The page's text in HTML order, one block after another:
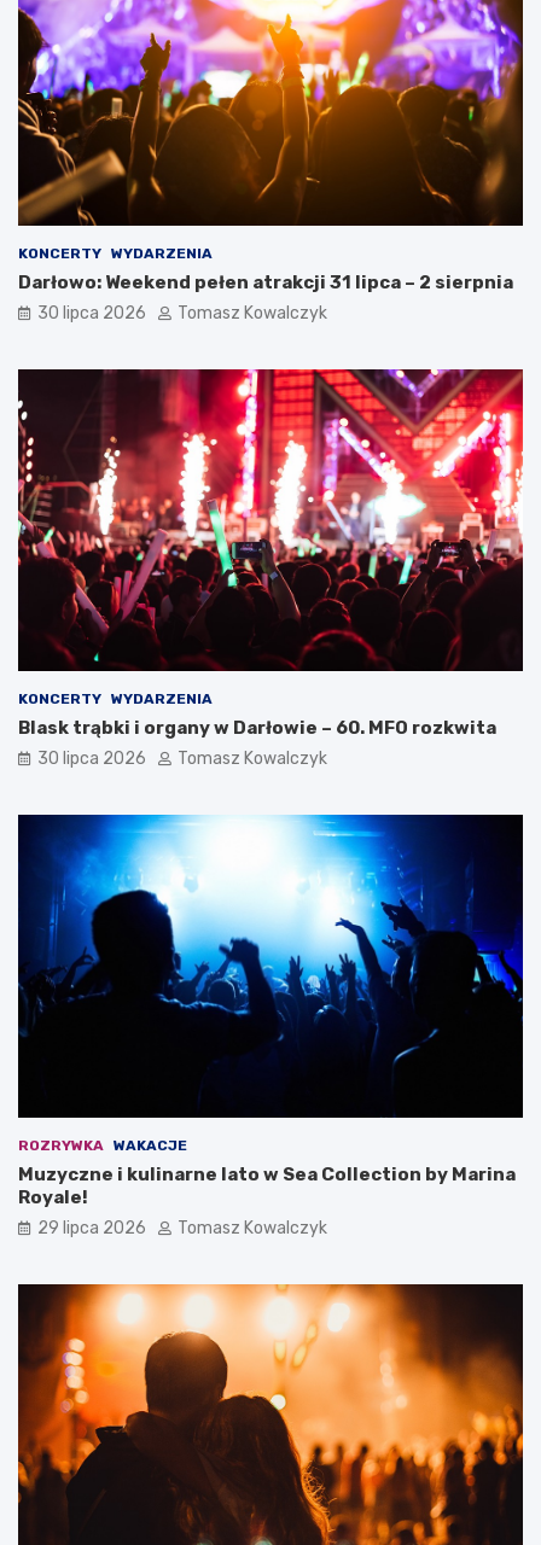
KONCERTY WYDARZENIA
Darłowo: Weekend pełen atrakcji 31 lipca – 2 sierpnia
30 lipca 2026 Tomasz Kowalczyk
KONCERTY WYDARZENIA
Blask trąbki i organy w Darłowie – 60. MFO rozkwita
30 lipca 2026 Tomasz Kowalczyk
ROZRYWKA WAKACJE
Muzyczne i kulinarne lato w Sea Collection by Marina
Royale!
29 lipca 2026 Tomasz Kowalczyk